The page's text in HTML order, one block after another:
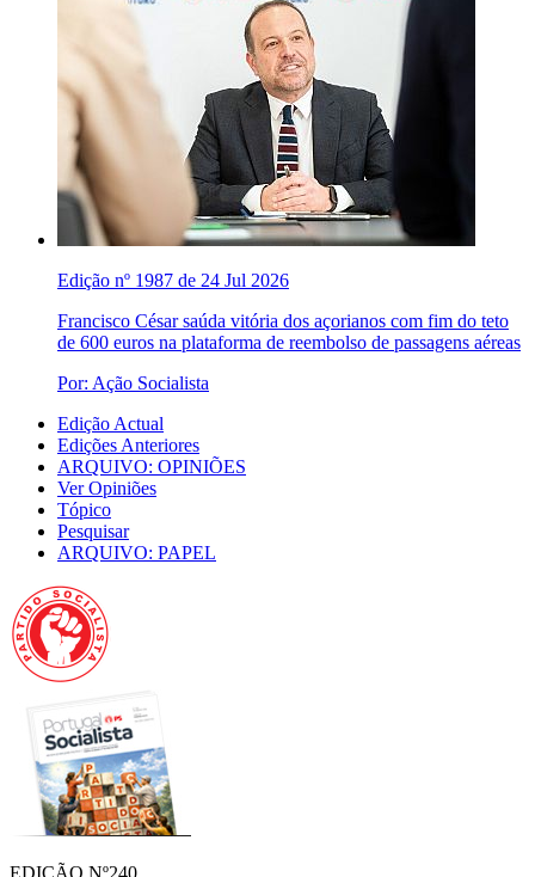
Edição nº 1987 de 24 Jul 2026
Francisco César saúda vitória dos açorianos com fim do teto
de 600 euros na plataforma de reembolso de passagens aéreas
Por: Ação Socialista
Edição Actual
Edições Anteriores
ARQUIVO: OPINIÕES
Ver Opiniões
Tópico
Pesquisar
ARQUIVO: PAPEL
EDIÇÃO Nº240